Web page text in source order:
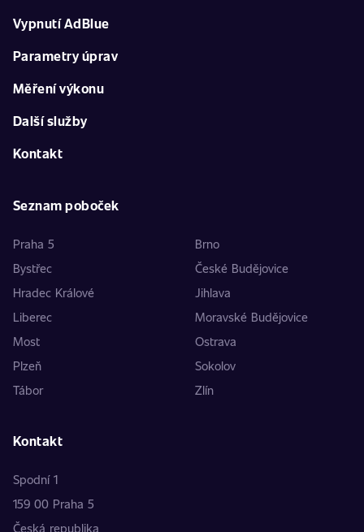
Vypnutí AdBlue
Parametry úprav
Měření výkonu
Další služby
Kontakt
Seznam poboček
Praha 5
Brno
Bystřec
České Budějovice
Hradec Králové
Jihlava
Liberec
Moravské Budějovice
Most
Ostrava
Plzeň
Sokolov
Tábor
Zlín
Kontakt
Spodní 1
159 00 Praha 5
Česká republika